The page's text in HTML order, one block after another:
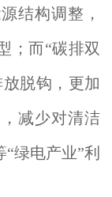
结构调整，
；而“碳排双
脱钩，更加
减少对清洁
绿电产业”利